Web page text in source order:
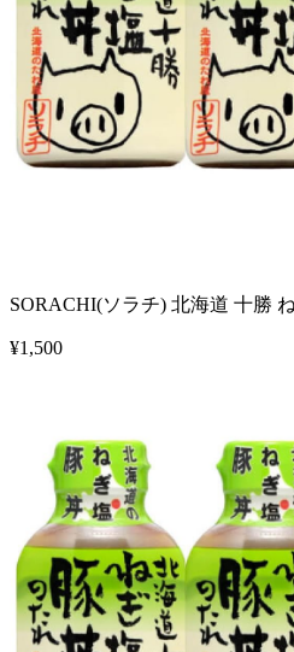
SORACHI(ソラチ) 北海道 十勝
¥1,500